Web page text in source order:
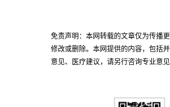
免责声明：本网转载的文章仅为传播
修改或删除。本网提供的内容，包括
意见、医疗建议，请另行咨询专业意